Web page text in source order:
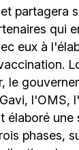
partagera
qui
eux à
le
l'OMS,
élaboré
phases,